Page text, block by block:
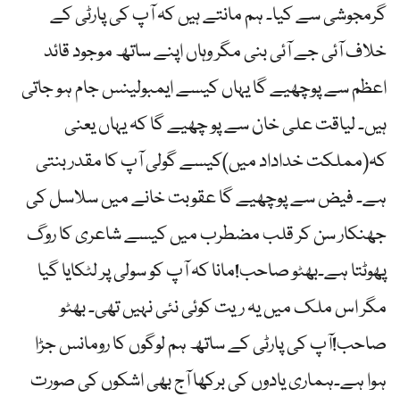
گرمجوشی سے کیا۔ ہم مانتے ہیں کہ آپ کی پارٹی کے
خلاف آئی جے آئی بنی مگر وہاں اپنے ساتھ موجود قائد
اعظم سے پوچھیے گا یہاں کیسے ایمبولینس جام ہو جاتی
ہیں۔ لیاقت علی خان سے پو چھیے گا کہ یہاں یعنی
کہ(مملکت خداداد میں)کیسے گولی آپ کا مقدر بنتی
ہے۔ فیض سے پوچھیے گا عقوبت خانے میں سلاسل کی
جھنکار سن کر قلب مضطرب میں کیسے شاعری کا روگ
پھوٹتا ہے۔بھٹو صاحب!مانا کہ آپ کو سولی پر لٹکایا گیا
مگر اس ملک میں یہ ریت کوئی نئی نہیں تھی۔ بھٹو
صاحب!آپ کی پارٹی کے ساتھ ہم لوگوں کا رومانس جڑا
ہوا ہے۔ہماری یادوں کی برکھا آج بھی اشکوں کی صورت